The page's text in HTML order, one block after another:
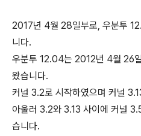
2017년 4월 28일부로, 우분투
니다.
우분투 12.04는 2012년 4월 26
왔습니다.
커널 3.2로 시작하였으며 커널
아울러 3.2와 3.13 사이에 커널
습니다.